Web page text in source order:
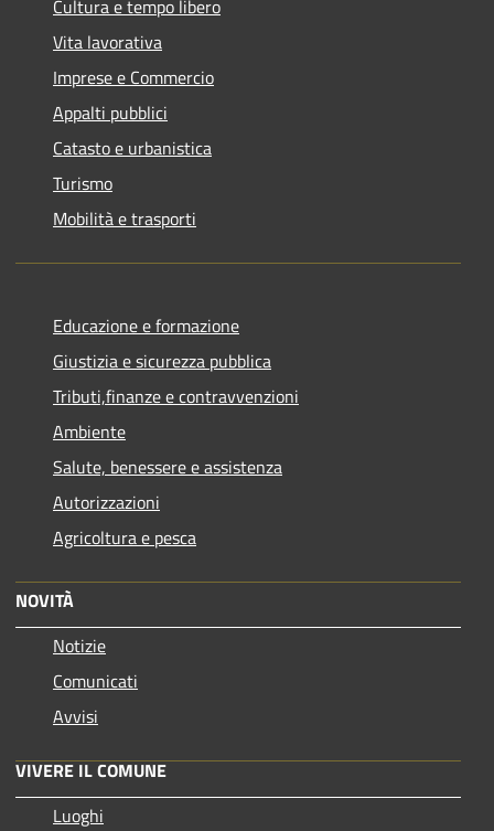
Cultura e tempo libero
Vita lavorativa
Imprese e Commercio
Appalti pubblici
Catasto e urbanistica
Turismo
Mobilità e trasporti
Educazione e formazione
Giustizia e sicurezza pubblica
Tributi,finanze e contravvenzioni
Ambiente
Salute, benessere e assistenza
Autorizzazioni
Agricoltura e pesca
NOVITÀ
Notizie
Comunicati
Avvisi
VIVERE IL COMUNE
Luoghi